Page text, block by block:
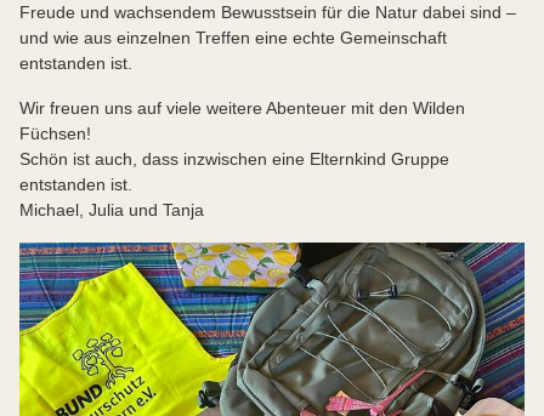
Freude und wachsendem Bewusstsein für die Natur dabei sind –
und wie aus einzelnen Treffen eine echte Gemeinschaft
entstanden ist.
Wir freuen uns auf viele weitere Abenteuer mit den Wilden
Füchsen!
Schön ist auch, dass inzwischen eine Elternkind Gruppe
entstanden ist.
Michael, Julia und Tanja